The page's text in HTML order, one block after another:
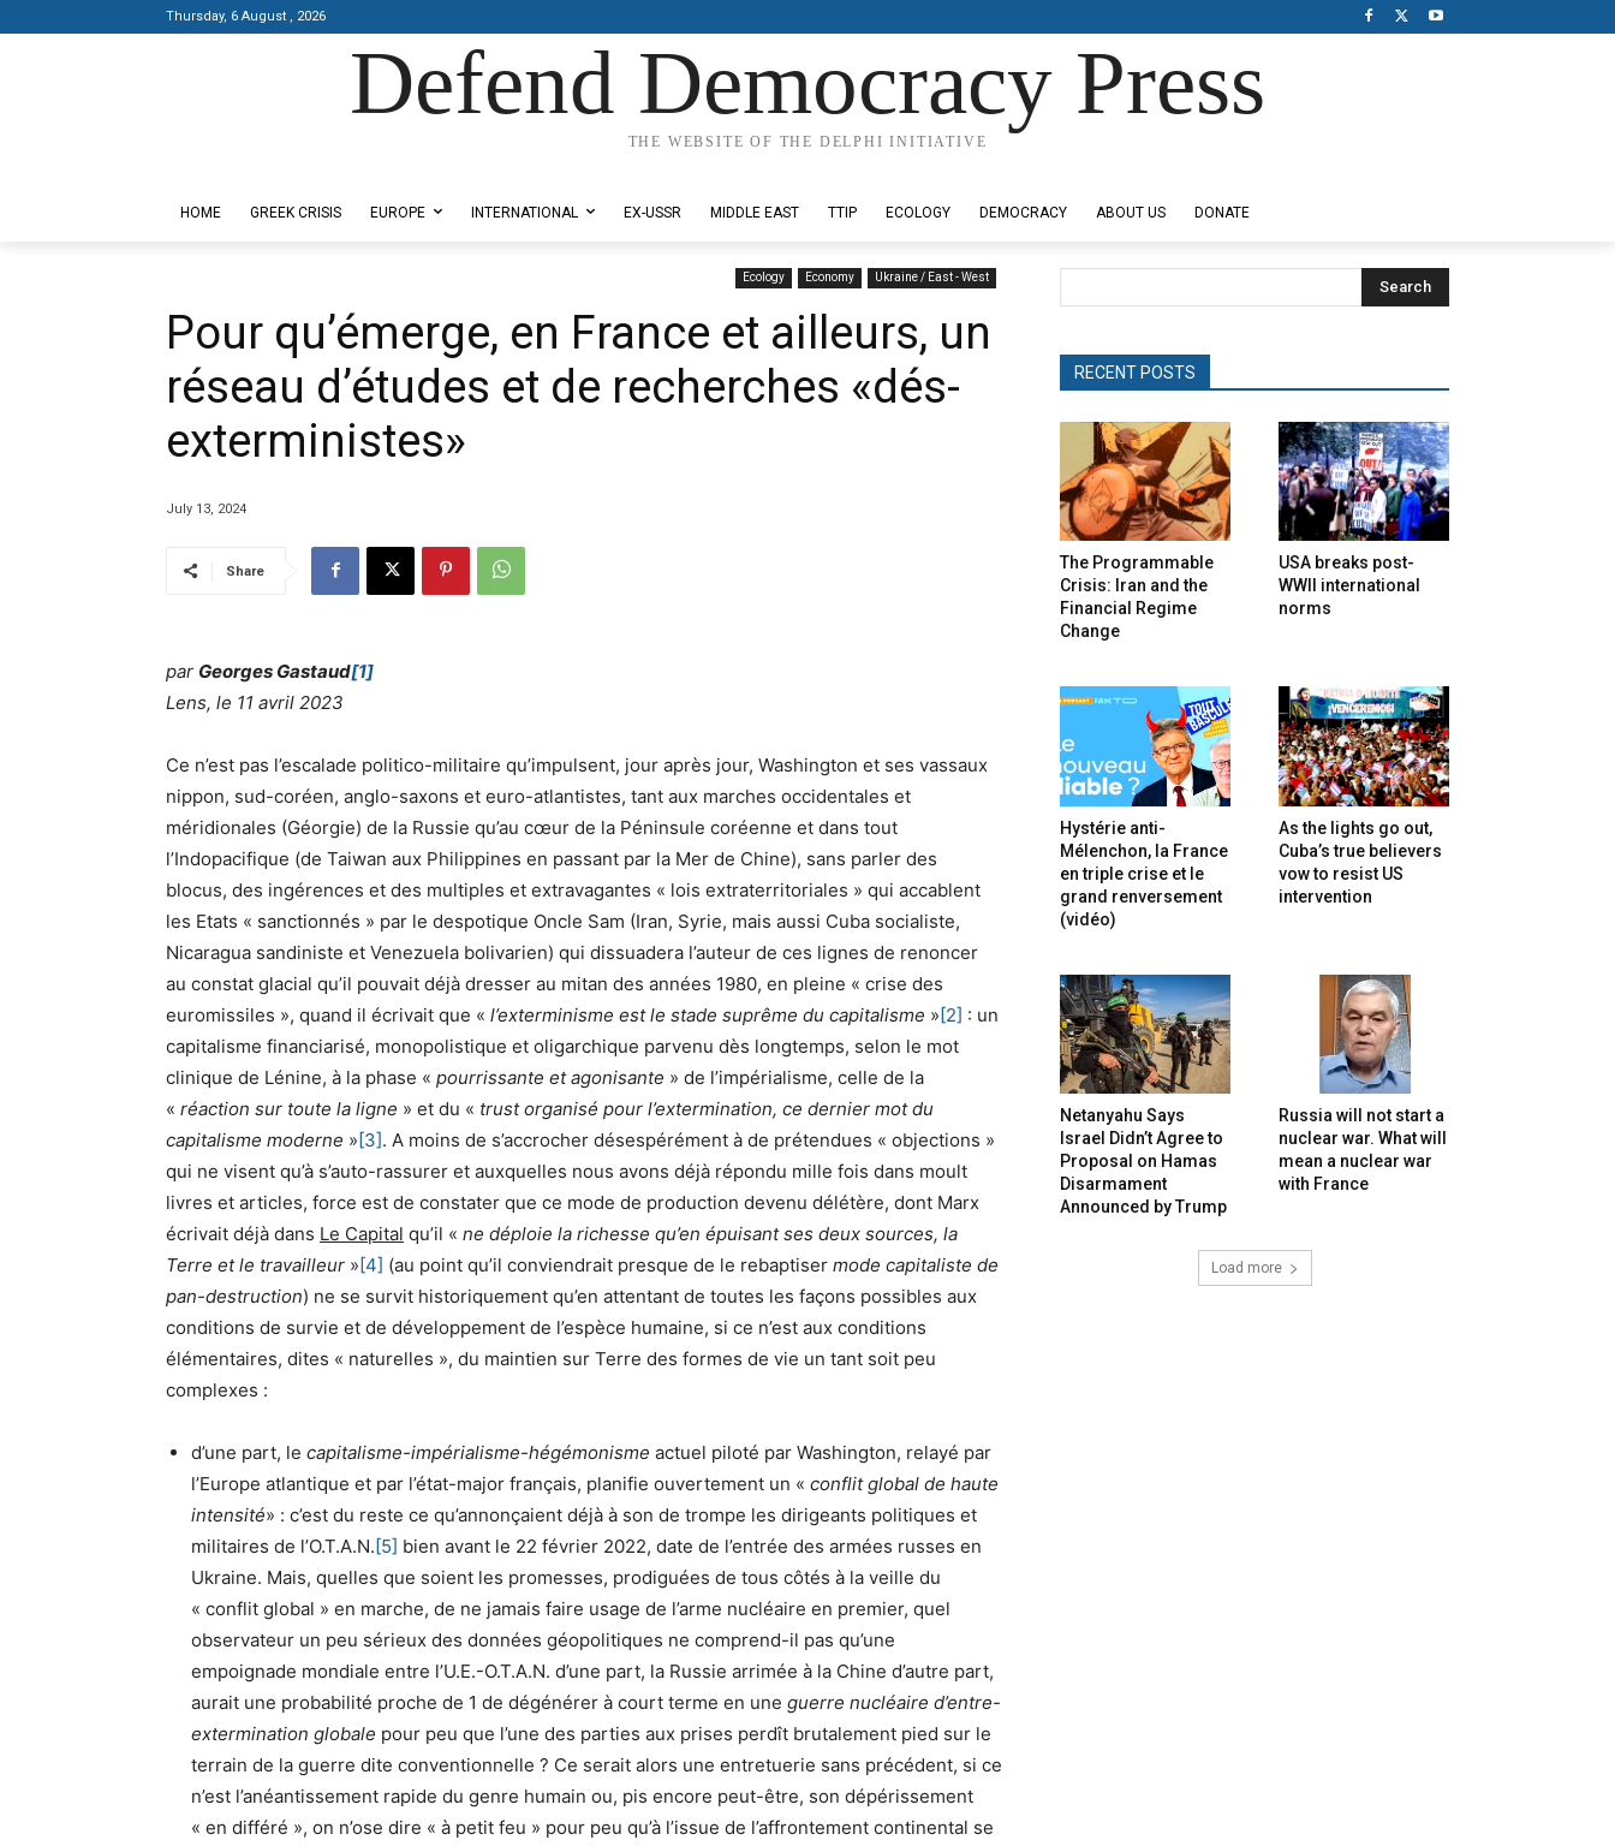
Thursday, 6 August , 2026
Defend Democracy Press
THE WEBSITE OF THE DELPHI INITIATIVE
HOME GREEK CRISIS EUROPE INTERNATIONAL EX-USSR MIDDLE EAST TTIP ECOLOGY DEMOCRACY ABOUT US DONATE
Ecology Economy Ukraine / East - West
Pour qu’émerge, en France et ailleurs, un
réseau d’études et de recherches «dés-
exterministes»
July 13, 2024
Share
par Georges Gastaud[1]
Lens, le 11 avril 2023
Ce n’est pas l’escalade politico-militaire qu’impulsent, jour après jour, Washington et ses vassaux
nippon, sud-coréen, anglo-saxons et euro-atlantistes, tant aux marches occidentales et
méridionales (Géorgie) de la Russie qu’au cœur de la Péninsule coréenne et dans tout
l’Indopacifique (de Taiwan aux Philippines en passant par la Mer de Chine), sans parler des
blocus, des ingérences et des multiples et extravagantes « lois extraterritoriales » qui accablent
les Etats « sanctionnés » par le despotique Oncle Sam (Iran, Syrie, mais aussi Cuba socialiste,
Nicaragua sandiniste et Venezuela bolivarien) qui dissuadera l’auteur de ces lignes de renoncer
au constat glacial qu’il pouvait déjà dresser au mitan des années 1980, en pleine « crise des
euromissiles », quand il écrivait que « l’exterminisme est le stade suprême du capitalisme »[2] : un
capitalisme financiarisé, monopolistique et oligarchique parvenu dès longtemps, selon le mot
clinique de Lénine, à la phase « pourrissante et agonisante » de l’impérialisme, celle de la
« réaction sur toute la ligne » et du « trust organisé pour l’extermination, ce dernier mot du
capitalisme moderne »[3]. A moins de s’accrocher désespérément à de prétendues « objections »
qui ne visent qu’à s’auto-rassurer et auxquelles nous avons déjà répondu mille fois dans moult
livres et articles, force est de constater que ce mode de production devenu délétère, dont Marx
écrivait déjà dans Le Capital qu’il « ne déploie la richesse qu’en épuisant ses deux sources, la
Terre et le travailleur »[4] (au point qu’il conviendrait presque de le rebaptiser mode capitaliste de
pan-destruction) ne se survit historiquement qu’en attentant de toutes les façons possibles aux
conditions de survie et de développement de l’espèce humaine, si ce n’est aux conditions
élémentaires, dites « naturelles », du maintien sur Terre des formes de vie un tant soit peu
complexes :
d’une part, le capitalisme-impérialisme-hégémonisme actuel piloté par Washington, relayé par
l’Europe atlantique et par l’état-major français, planifie ouvertement un « conflit global de haute
intensité» : c’est du reste ce qu’annonçaient déjà à son de trompe les dirigeants politiques et
militaires de l’O.T.A.N.[5] bien avant le 22 février 2022, date de l’entrée des armées russes en
Ukraine. Mais, quelles que soient les promesses, prodiguées de tous côtés à la veille du
« conflit global » en marche, de ne jamais faire usage de l’arme nucléaire en premier, quel
observateur un peu sérieux des données géopolitiques ne comprend-il pas qu’une
empoignade mondiale entre l’U.E.-O.T.A.N. d’une part, la Russie arrimée à la Chine d’autre part,
aurait une probabilité proche de 1 de dégénérer à court terme en une guerre nucléaire d’entre-
extermination globale pour peu que l’une des parties aux prises perdît brutalement pied sur le
terrain de la guerre dite conventionnelle ? Ce serait alors une entretuerie sans précédent, si ce
n’est l’anéantissement rapide du genre humain ou, pis encore peut-être, son dépérissement
« en différé », on n’ose dire « à petit feu » pour peu qu’à l’issue de l’affrontement continental se
Search
RECENT POSTS
The Programmable
Crisis: Iran and the
Financial Regime
Change
USA breaks post-
WWII international
norms
Hystérie anti-
Mélenchon, la France
en triple crise et le
grand renversement
(vidéo)
As the lights go out,
Cuba’s true believers
vow to resist US
intervention
Netanyahu Says
Israel Didn’t Agree to
Proposal on Hamas
Disarmament
Announced by Trump
Russia will not start a
nuclear war. What will
mean a nuclear war
with France
Load more